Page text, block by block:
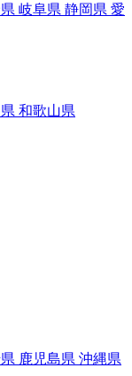
岐阜県 静岡県 愛
和歌山県
鹿児島県 沖縄県